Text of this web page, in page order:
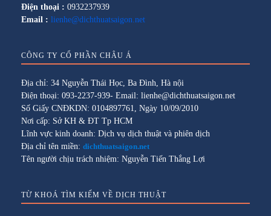
Điện thoại : 0932237939
Email : lienhe@dichthuatsaigon.net
CÔNG TY CỔ PHẦN CHÂU Á
Địa chỉ: 34 Nguyễn Thái Học, Ba Đình, Hà nội
Điện thoại: 093-2237-939- Email: lienhe@dichthuatsaigon.net
Số Giấy CNĐKDN: 0104897761, Ngày 10/09/2010
Nơi cấp: Sở KH & ĐT Tp HCM
Lĩnh vực kinh doanh: Dịch vụ dịch thuật và phiên dịch
Địa chỉ tên miền: dichthuatsaigon.net
Tên người chịu trách nhiệm: Nguyễn Tiến Thắng Lợi
TỪ KHOÁ TÌM KIẾM VỀ DỊCH THUẬT